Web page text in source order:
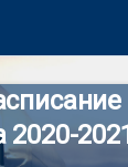
2020-